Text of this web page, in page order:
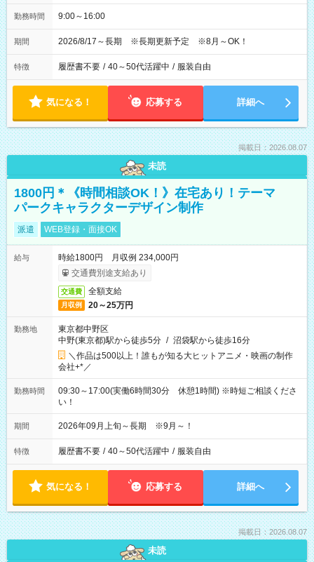
勤務時間 9:00～16:00
期間 2026/8/17～長期 ※長期更新予定 ※8月～OK！
特徴 履歴書不要 / 40～50代活躍中 / 服装自由
気になる！ 応募する 詳細へ
掲載日：2026.08.07
未読
1800円＊《時間相談OK！》在宅あり！テーマ
パークキャラクターデザイン制作
派遣 WEB登録・面接OK
給与
時給1800円 月収例 234,000円
交通費別途支給あり
交通費 全額支給
月収例 20～25万円
勤務地
東京都中野区
中野(東京都)駅から徒歩5分 / 沼袋駅から徒歩16分
＼作品は500以上！誰もが知る大ヒットアニメ・映画の制作
会社+*／
勤務時間
09:30～17:00(実働6時間30分 休憩1時間) ※時短ご相談くださ
い！
期間 2026年09月上旬～長期 ※9月～！
特徴 履歴書不要 / 40～50代活躍中 / 服装自由
気になる！ 応募する 詳細へ
掲載日：2026.08.07
未読